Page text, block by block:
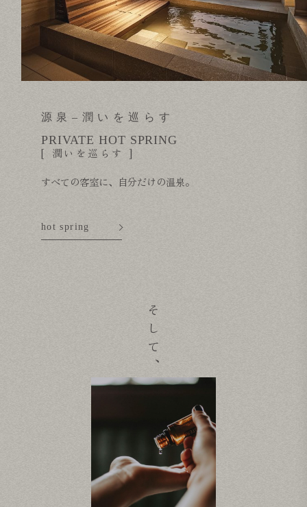
源泉–潤いを巡らす
PRIVATE HOT SPRING
[ 潤いを巡らす ]
すべての客室に、自分だけの温泉。
hot spring
そして、